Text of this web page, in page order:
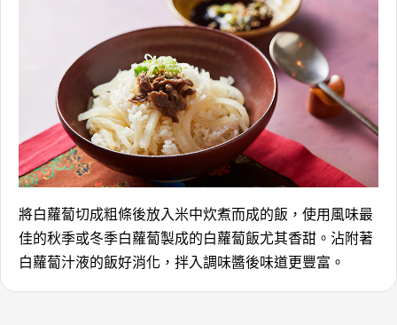
將白蘿蔔切成粗條後放入米中炊煮而成的飯，使用風味最
佳的秋季或冬季白蘿蔔製成的白蘿蔔飯尤其香甜。沾附著
白蘿蔔汁液的飯好消化，拌入調味醬後味道更豐富。